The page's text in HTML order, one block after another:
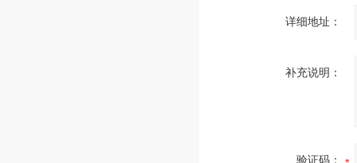
详细地址：
补充说明：
验证码：